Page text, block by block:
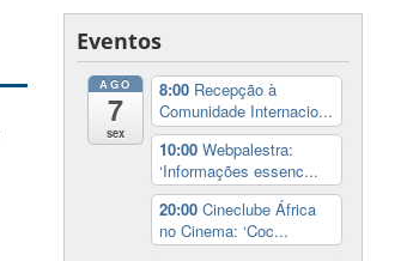
Eventos
AGO
7
sex
8:00 Recepção à
Comunidade Internacio...
10:00 Webpalestra:
‘Informações essenc...
20:00 Cineclube África
no Cinema: ‘Coc...